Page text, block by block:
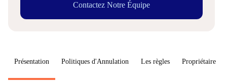
Contactez Notre Équipe
Présentation Politiques d'Annulation Les règles Propriétaire